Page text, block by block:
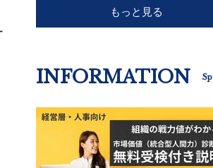
もっと見る
INFORMATION